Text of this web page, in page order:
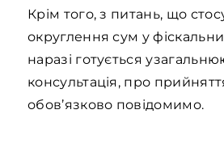
Крім того, з питань, що
округлення сум у
наразі готується
консультація, про
обов’язково повідомимо.